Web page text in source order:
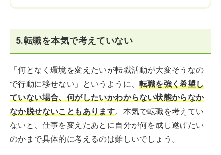
5.転職を本気で考えていない
「何となく環境を変えたいが転職活動が大変そうなの
で行動に移せない」というように、転職を強く希望し
ていない場合、何がしたいかわからない状態からなか
なか脱せないこともあります。本気で転職を考えてい
ないと、仕事を変えたあとに自分が何を成し遂げたい
のかまで具体的に考えるのは難しいでしょう。